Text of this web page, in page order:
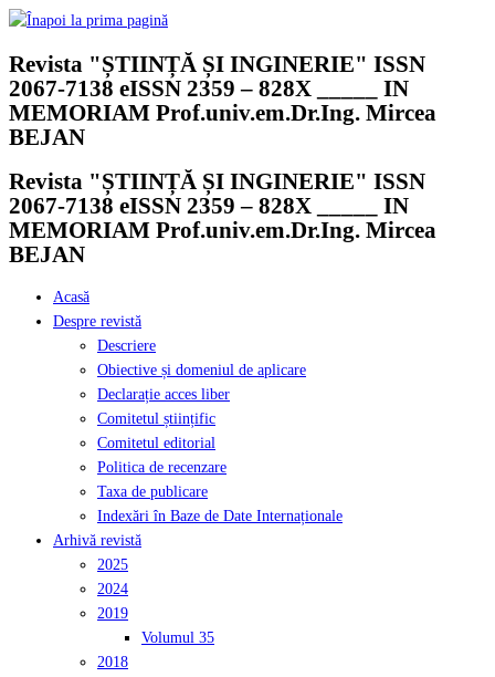
Skip
content
Revista "ȘTIINȚĂ ȘI INGINERIE" ISSN
2067-7138 eISSN 2359 – 828X _____ IN
MEMORIAM Prof.univ.em.Dr.Ing. Mircea
BEJAN
Revista "ȘTIINȚĂ ȘI INGINERIE" ISSN
2067-7138 eISSN 2359 – 828X _____ IN
MEMORIAM Prof.univ.em.Dr.Ing. Mircea
BEJAN
Acasă
Despre revistă
Descriere
Obiective și domeniul de aplicare
Declarație acces liber
Comitetul științific
Comitetul editorial
Politica de recenzare
Taxa de publicare
Indexări în Baze de Date Internaționale
Arhivă revistă
2025
2024
2019
Volumul 35
2018